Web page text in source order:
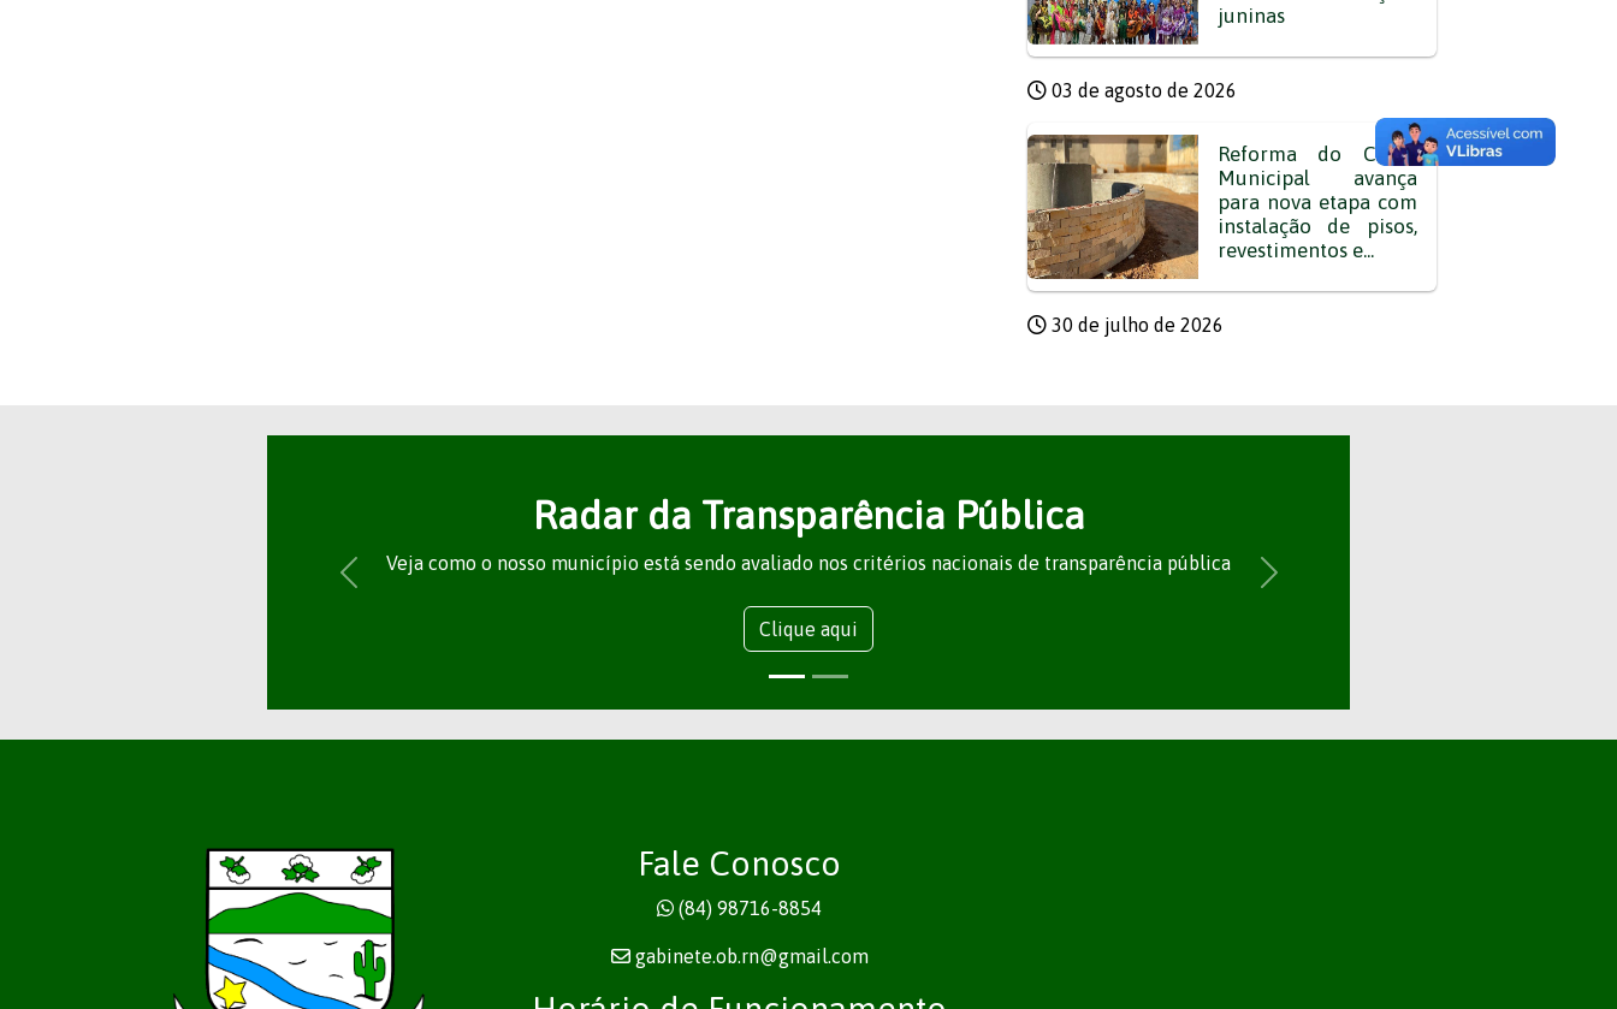
juninas
03 de agosto de 2026
Reforma do Clube
Municipal avança
para nova etapa com
instalação de pisos,
revestimentos e...
30 de julho de 2026
Radar da Transparência Pública
Veja como o nosso município está sendo avaliado nos critérios nacionais de transparência pública
Clique aqui
Fale Conosco
(84) 98716-8854
gabinete.ob.rn@gmail.com